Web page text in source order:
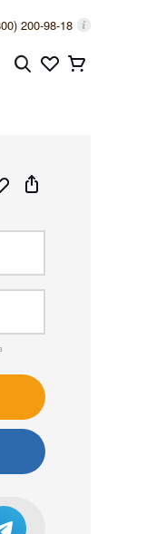
200-98-18